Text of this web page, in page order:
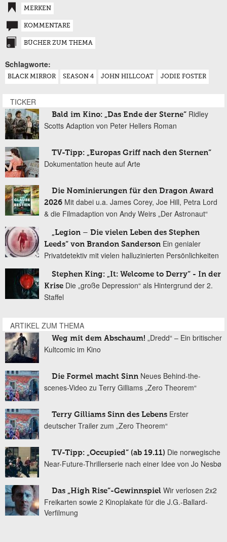
MERKEN
KOMMENTARE
BÜCHER ZUM THEMA
Schlagworte:
BLACK MIRROR SEASON 4 JOHN HILLCOAT JODIE FOSTER
TICKER
Bald im Kino: „Das Ende der Sterne“ Ridley
Scotts Adaption von Peter Hellers Roman
TV-Tipp: „Europas Griff nach den Sternen“
Dokumentation heute auf Arte
Die Nominierungen für den Dragon Award
2026 Mit dabei u.a. James Corey, Joe Hill, Petra Lord
& die Filmadaption von Andy Weirs „Der Astronaut“
„Legion – Die vielen Leben des Stephen
Leeds“ von Brandon Sanderson Ein genialer
Privatdetektiv mit vielen halluzinierten Persönlichkeiten
Stephen King: „It: Welcome to Derry“ - In der
Krise Die „große Depression“ als Hintergrund der 2.
Staffel
ARTIKEL ZUM THEMA
Weg mit dem Abschaum! „Dredd“ – Ein britischer
Kultcomic im Kino
Die Formel macht Sinn Neues Behind-the-
scenes-Video zu Terry Gilliams „Zero Theorem“
Terry Gilliams Sinn des Lebens Erster
deutscher Trailer zum „Zero Theorem“
TV-Tipp: „Occupied“ (ab 19.11) Die norwegische
Near-Future-Thrillerserie nach einer Idee von Jo Nesbø
Das „High Rise“-Gewinnspiel Wir verlosen 2x2
Freikarten sowie 2 Kinoplakate für die J.G.-Ballard-
Verfilmung